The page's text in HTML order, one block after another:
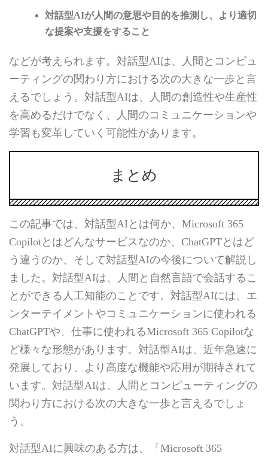
対話型AIが人間の意思や目的を推測し、より適切
な提案や支援をすること
などが考えられます。対話型AIは、人間とコンピュ
ーティングの関わり方における次の大きな一歩と言
えるでしょう。対話型AIは、人間の創造性や生産性
を高めるだけでなく、人間のコミュニケーションや
学習も変革していく可能性があります。
まとめ
この記事では、対話型AIとは何か、Microsoft 365
Copilotとはどんなサービスなのか、ChatGPTとはど
う違うのか、そして対話型AIの今後について解説し
ました。対話型AIは、人間と自然言語で会話するこ
とができる人工知能のことです。対話型AIには、エ
ンターテイメントやコミュニケーションに使われる
ChatGPTや、仕事に使われるMicrosoft 365 Copilotな
ど様々な形態があります。対話型AIは、近年急速に
発展しており、より高度な機能や応用が期待されて
います。対話型AIは、人間とコンピューティングの
関わり方における次の大きな一歩と言えるでしょ
う。
対話型AIに興味のある方は、「Microsoft 365